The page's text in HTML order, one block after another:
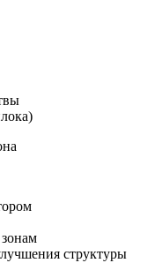
структуры